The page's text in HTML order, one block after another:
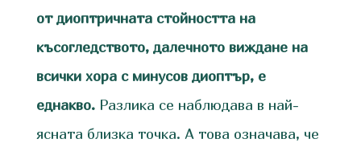
от диоптричната стойността на
късогледството, далечното виждане на
всички хора с минусов диоптър, е
еднакво.Разлика се наблюдава в най-
ясната близка точка. А това означава, че